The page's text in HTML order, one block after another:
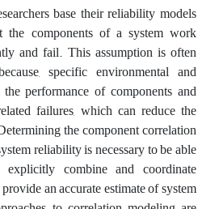
base their reliability models
the components of a system work
and fail. This assumption is often
specific environmental and
performance of components and
failures, which can reduce the
the component correlation
reliability is necessary to be able
combine and coordinate
an accurate estimate of system